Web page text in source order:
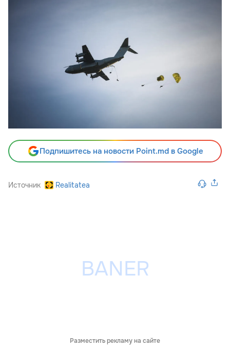
Подпишитесь на новости Point.md в Google
Источник Realitatea
Разместить рекламу на сайте